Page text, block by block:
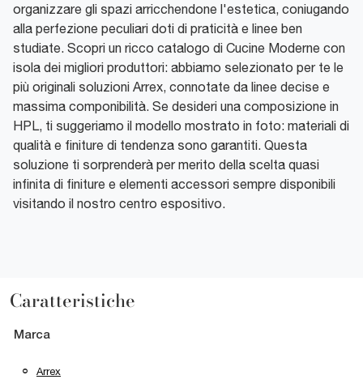
organizzare gli spazi arricchendone l'estetica, coniugando
alla perfezione peculiari doti di praticità e linee ben
studiate. Scopri un ricco catalogo di Cucine Moderne con
isola dei migliori produttori: abbiamo selezionato per te le
più originali soluzioni Arrex, connotate da linee decise e
massima componibilità. Se desideri una composizione in
HPL, ti suggeriamo il modello mostrato in foto: materiali di
qualità e finiture di tendenza sono garantiti. Questa
soluzione ti sorprenderà per merito della scelta quasi
infinita di finiture e elementi accessori sempre disponibili
visitando il nostro centro espositivo.
Caratteristiche
Marca
Arrex